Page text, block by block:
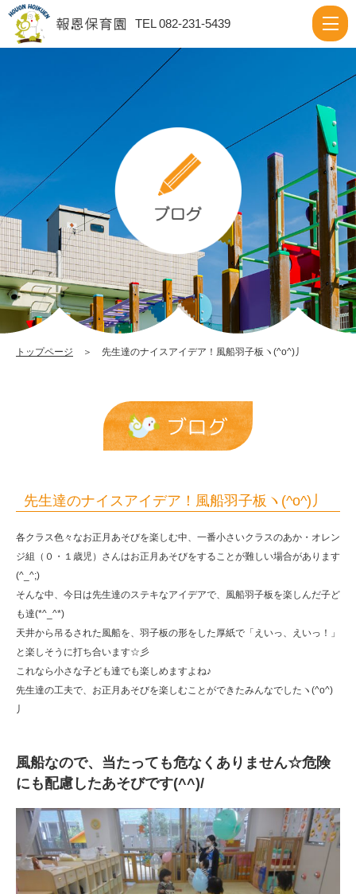
先
生
達
ス
ア
イ
デ
ア！
風
船
羽
板ヽ
(^o^)
丿
報
恩
保
園
TEL 082-231-5439
トップページ ＞ 先生達のナイスアイデア！風船羽子板ヽ(^o^)丿
ブログ
先生達のナイスアイデア！風船羽子板ヽ(^o^)丿
各クラス色々なお正月あそびを楽しむ中、一番小さいクラスのあか・オレン
ジ組（０・１歳児）さんはお正月あそびをすることが難しい場合があります
(^_^;)
そんな中、今日は先生達のステキなアイデアで、風船羽子板を楽しんだ子ど
も達(*^_^*)
天井から吊るされた風船を、羽子板の形をした厚紙で「えいっ、えいっ！」
と楽しそうに打ち合います☆彡
これなら小さな子ども達でも楽しめますよね♪
先生達の工夫で、お正月あそびを楽しむことができたみんなでしたヽ(^o^)
丿
風船なので、当たっても危なくありません☆危険
にも配慮したあそびです(^^)/